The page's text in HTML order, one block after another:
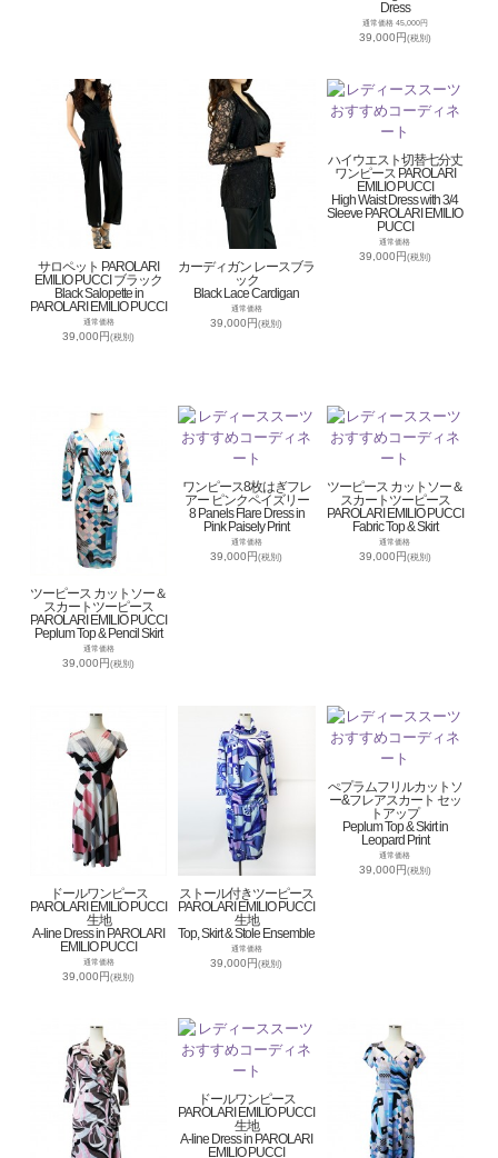
Dress
通常価格 45,000円
39,000円(税別)
サロペット PAROLARI
EMILIO PUCCI ブラック
Black Salopette in
PAROLARI EMILIO PUCCI
通常価格
39,000円(税別)
カーディガン レースブラ
ック
Black Lace Cardigan
通常価格
39,000円(税別)
ハイウエスト切替七分丈
ワンピース PAROLARI
EMILIO PUCCI
High Waist Dress with 3/4
Sleeve PAROLARI EMILIO
PUCCI
通常価格
39,000円(税別)
ツーピース カットソー＆
スカートツーピース
PAROLARI EMILIO PUCCI
Peplum Top & Pencil Skirt
通常価格
39,000円(税別)
ワンピース8枚はぎフレ
アー ピンクペイズリー
8 Panels Flare Dress in
Pink Paisely Print
通常価格
39,000円(税別)
ツーピース カットソー＆
スカートツーピース
PAROLARI EMILIO PUCCI
Fabric Top & Skirt
通常価格
39,000円(税別)
ドールワンピース
PAROLARI EMILIO PUCCI
生地
A-line Dress in PAROLARI
EMILIO PUCCI
通常価格
39,000円(税別)
ストール付きツーピース
PAROLARI EMILIO PUCCI
生地
Top, Skirt & Stole Ensemble
通常価格
39,000円(税別)
ぺプラムフリルカットソ
ー&フレアスカート セッ
トアップ
Peplum Top & Skirt in
Leopard Print
通常価格
39,000円(税別)
ドールワンピース
PAROLARI EMILIO PUCCI
生地
A-line Dress in PAROLARI
EMILIO PUCCI